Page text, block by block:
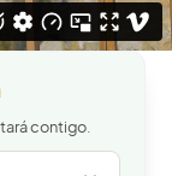
contigo.